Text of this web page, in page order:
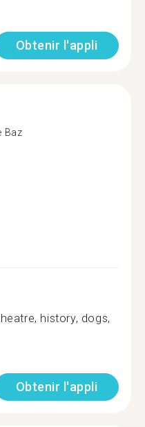
Obtenir l'appli
Baz
history, dogs,
Obtenir l'appli